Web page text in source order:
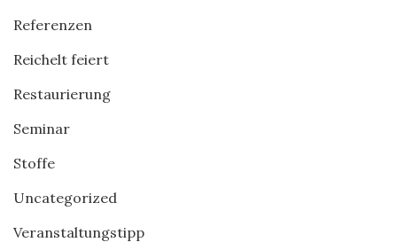
Referenzen
Reichelt feiert
Restaurierung
Seminar
Stoffe
Uncategorized
Veranstaltungstipp